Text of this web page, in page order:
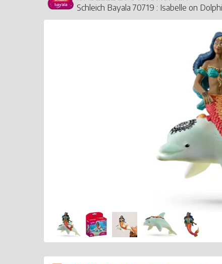
Schleich Bayala 70719 : Isabelle on